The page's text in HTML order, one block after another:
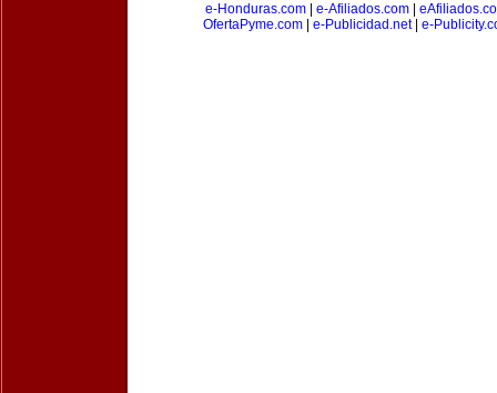
e-Honduras.com| e-Afiliados.com|
OfertaPyme.com| e-Publicidad.net| e-